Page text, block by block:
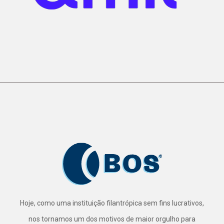
Hoje, como uma instituição filantrópica sem fins lucrativos,
nos tornamos um dos motivos de maior orgulho para